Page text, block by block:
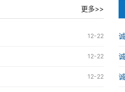
更多>>
12-22
12-22
12-22